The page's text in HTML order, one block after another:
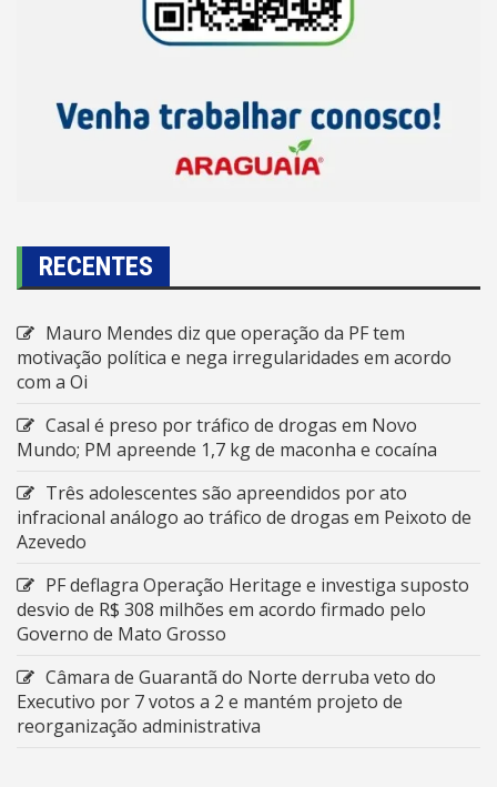
RECENTES
Mauro Mendes diz que operação da PF tem
motivação política e nega irregularidades em acordo
com a Oi
Casal é preso por tráfico de drogas em Novo
Mundo; PM apreende 1,7 kg de maconha e cocaína
Três adolescentes são apreendidos por ato
infracional análogo ao tráfico de drogas em Peixoto de
Azevedo
PF deflagra Operação Heritage e investiga suposto
desvio de R$ 308 milhões em acordo firmado pelo
Governo de Mato Grosso
Câmara de Guarantã do Norte derruba veto do
Executivo por 7 votos a 2 e mantém projeto de
reorganização administrativa